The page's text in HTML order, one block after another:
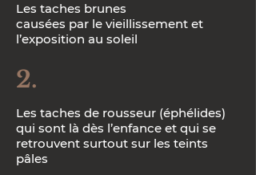
Les taches brunes
causées par le vieillissement et
l’exposition au soleil
2.
Les taches de rousseur (éphélides)
qui sont là dès l’enfance et qui se
retrouvent surtout sur les teints
pâles